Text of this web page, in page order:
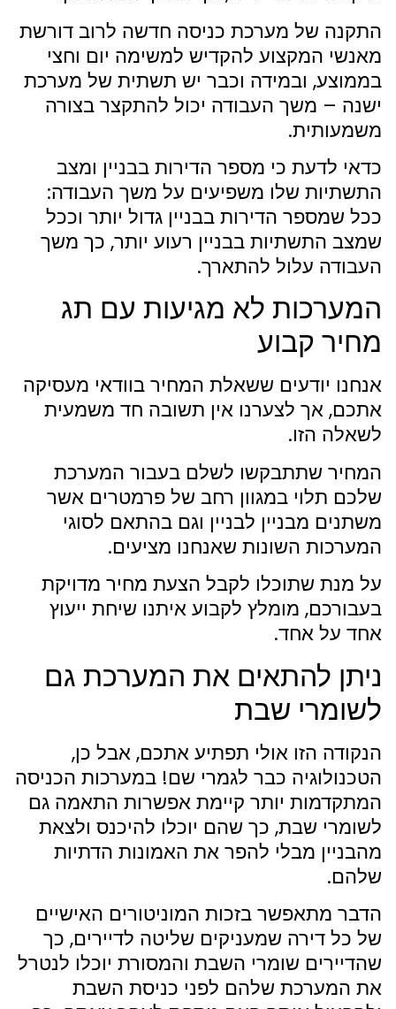
התקנה של מערכת כניסה חדשה לרוב דורשת
מאנשי המקצוע להקדיש למשימה יום וחצי
בממוצע, ובמידה וכבר יש תשתית של מערכת
ישנה – משך העבודה יכול להתקצר בצורה
משמעותית.
כדאי לדעת כי מספר הדירות בבניין ומצב
התשתיות שלו משפיעים על משך העבודה:
ככל שמספר הדירות בבניין גדול יותר וככל
שמצב התשתיות בבניין רעוע יותר, כך משך
העבודה עלול להתארך.
המערכות לא מגיעות עם תג
מחיר קבוע
אנחנו יודעים ששאלת המחיר בוודאי מעסיקה
אתכם, אך לצערנו אין תשובה חד משמעית
לשאלה הזו.
המחיר שתתבקשו לשלם בעבור המערכת
שלכם תלוי במגוון רחב של פרמטרים אשר
משתנים מבניין לבניין וגם בהתאם לסוגי
המערכות השונות שאנחנו מציעים.
על מנת שתוכלו לקבל הצעת מחיר מדויקת
בעבורכם, מומלץ לקבוע איתנו שיחת ייעוץ
אחד על אחד.
ניתן להתאים את המערכת גם
לשומרי שבת
הנקודה הזו אולי תפתיע אתכם, אבל כן,
הטכנולוגיה כבר לגמרי שם! במערכות הכניסה
המתקדמות יותר קיימת אפשרות התאמה גם
לשומרי שבת, כך שהם יוכלו להיכנס ולצאת
מהבניין מבלי להפר את האמונות הדתיות
שלהם.
הדבר מתאפשר בזכות המוניטורים האישיים
של כל דירה שמעניקים שליטה לדיירים, כך
שהדיירים שומרי השבת והמסורת יוכלו לנטרל
את המערכת שלהם לפני כניסת השבת